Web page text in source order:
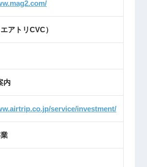
アトリCVC）
内
service/investment/